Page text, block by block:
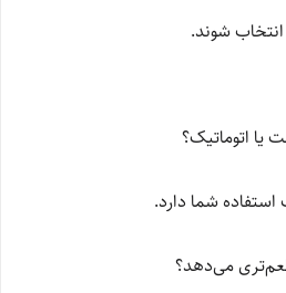
شوند.
یا اتوماتیک؟
شما دارد.
می‌دهد؟